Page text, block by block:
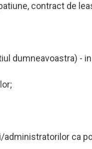
contract de
dumneavoastra) -
ca